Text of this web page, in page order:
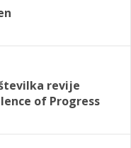
revije
of Progress